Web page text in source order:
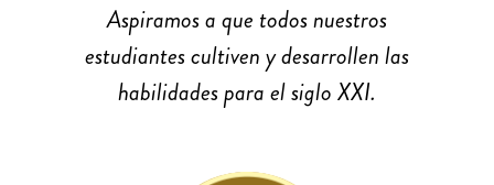
Aspiramos a que todos nuestros
estudiantes cultiven y desarrollen las
habilidades para el siglo XXI.